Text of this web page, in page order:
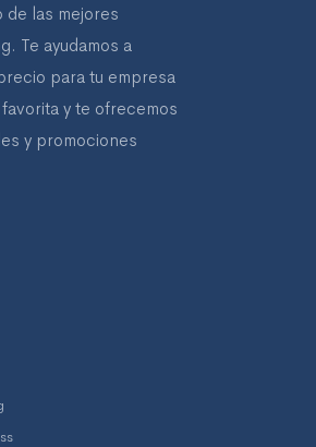
las mejores
Te ayudamos a
para tu empresa
y te ofrecemos
y promociones